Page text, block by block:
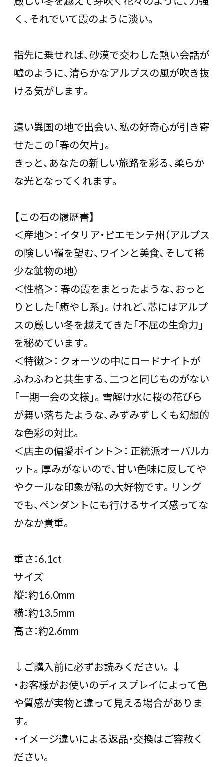
く、それでいて霞のように淡い。
指先に乗せれば、砂漠で交わした熱い会話が
嘘のように、清らかなアルプスの風が吹き抜
ける気がします。
遠い異国の地で出会い、私の好奇心が引き寄
せたこの「春の欠片」。
きっと、あなたの新しい旅路を彩る、柔らか
な光となってくれます。
【この石の履歴書】
＜産地＞： イタリア・ピエモンテ州（アルプス
の険しい嶺を望む、ワインと美食、そして稀
少な鉱物の地）
＜性格＞： 春の霞をまとったような、おっと
りとした「癒やし系」。けれど、芯にはアルプ
スの厳しい冬を越えてきた「不屈の生命力」
を秘めています。
＜特徴＞： クォーツの中にロードナイトが
ふわふわと共生する、二つと同じものがない
「一期一会の文様」。雪解け水に桜の花びら
が舞い落ちたような、みずみずしくも幻想的
な色彩の対比。
＜店主の偏愛ポイント＞： 正統派オーバルカ
ット。厚みがないので、甘い色味に反してや
やクールな印象が私の大好物です。リング
でも、ペンダントにも行けるサイズ感ってな
かなか貴重。
重さ：6.1ct
サイズ
縦：約16.0mm
横：約13.5mm
高さ：約2.6mm
↓ご購入前に必ずお読みください。↓
・お客様がお使いのディスプレイによって色
や質感が実物と違って見える場合がありま
す。
・イメージ違いによる返品・交換はご容赦く
ださい。